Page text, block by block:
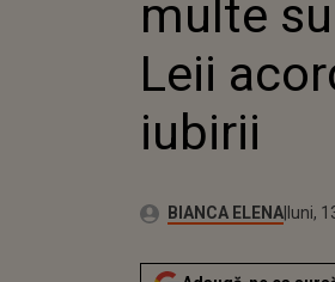
multe
Leii
iubirii
Autor:BIANCA ELENA luni,
luni,